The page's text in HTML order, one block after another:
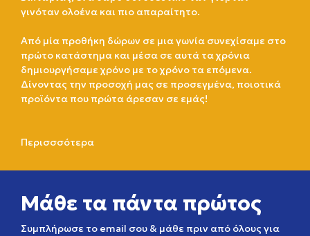
γινόταν ολοένα και πιο απαραίτητο.
Από μία προθήκη δώρων σε μια γωνία συνεχίσαμε στο
πρώτο κατάστημα και μέσα σε αυτά τα χρόνια
δημιουργήσαμε χρόνο με το χρόνο τα επόμενα.
Δίνοντας την προσοχή μας σε προσεγμένα, ποιοτικά
προϊόντα που πρώτα άρεσαν σε εμάς!
Περισσσότερα
Μάθε τα πάντα πρώτος
Συμπλήρωσε το email σου & μάθε πριν από όλους για